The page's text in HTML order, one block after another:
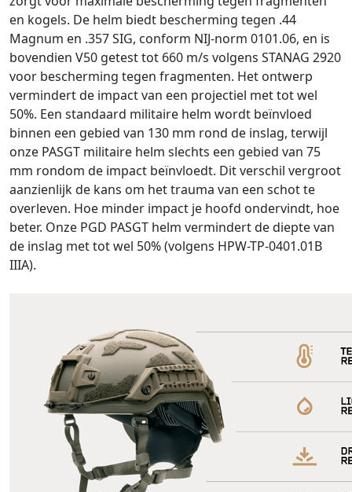
en kogels. De helm biedt bescherming tegen .44
Magnum en .357 SIG, conform NIJ-norm 0101.06, en is
bovendien V50 getest tot 660 m/s volgens STANAG 2920
voor bescherming tegen fragmenten. Het ontwerp
vermindert de impact van een projectiel met tot wel
50%. Een standaard militaire helm wordt beïnvloed
binnen een gebied van 130 mm rond de inslag, terwijl
onze PASGT militaire helm slechts een gebied van 75
mm rondom de impact beïnvloedt. Dit verschil vergroot
aanzienlijk de kans om het trauma van een schot te
overleven. Hoe minder impact je hoofd ondervindt, hoe
beter. Onze PGD PASGT helm vermindert de diepte van
de inslag met tot wel 50% (volgens HPW-TP-0401.01B
IIIA).